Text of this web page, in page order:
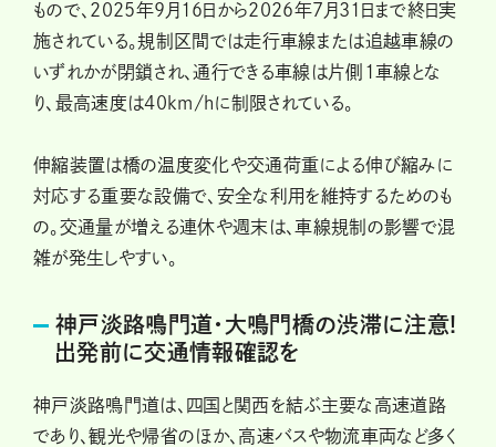
もので、2025年9月16日から2026年7月31日まで終日実
施されている。規制区間では走行車線または追越車線の
いずれかが閉鎖され、通行できる車線は片側1車線とな
り、最高速度は40km/hに制限されている。
伸縮装置は橋の温度変化や交通荷重による伸び縮みに
対応する重要な設備で、安全な利用を維持するためのも
の。交通量が増える連休や週末は、車線規制の影響で混
雑が発生しやすい。
神戸淡路鳴門道・大鳴門橋の渋滞に注意!
出発前に交通情報確認を
神戸淡路鳴門道は、四国と関西を結ぶ主要な高速道路
であり、観光や帰省のほか、高速バスや物流車両など多く